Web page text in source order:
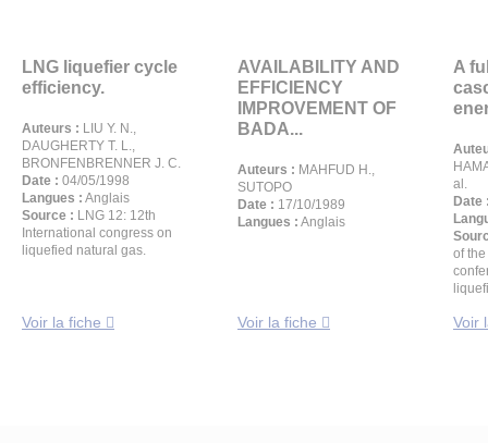
LNG liquefier cycle
efficiency.
Auteurs : LIU Y. N.,
DAUGHERTY T. L.,
BRONFENBRENNER J. C.
Date : 04/05/1998
Langues : Anglais
Source : LNG 12: 12th
International congress on
liquefied natural gas.
Voir la fiche
AVAILABILITY AND
EFFICIENCY
IMPROVEMENT OF
BADA...
Auteurs : MAHFUD H.,
SUTOPO
Date : 17/10/1989
Langues : Anglais
Voir la fiche
A
al.
Date
of
Voir